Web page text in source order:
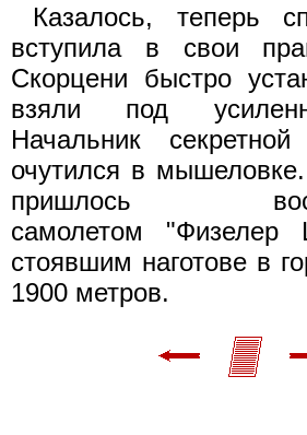
Казалось, теперь
вступила в свои
Скорцени быстро
взяли под
Начальник
очутился в
пришлось
самолетом "Физелер
стоявшим наготове в
1900 метров.